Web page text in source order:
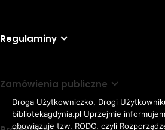
Regulaminy
Zamówienia publiczne
Droga Użytkowniczko, Drogi
bibliotekagdynia.pl Uprzejmie
obowiązuje tzw. RODO, czyli